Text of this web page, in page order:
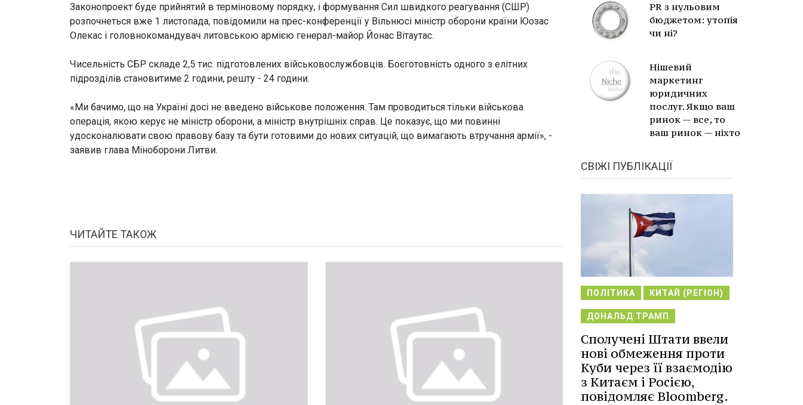
Законопроект буде прийнятий в терміновому порядку, і формування Сил швидкого реагування (СШР)
розпочнеться вже 1 листопада, повідомили на прес-конференції у Вільнюсі міністр оборони країни Юозас
Олекас і головнокомандувач литовською армією генерал-майор Йонас Вітаутас.
Чисельність СБР складе 2,5 тис. підготовлених військовослужбовців. Боєготовність одного з елітних
підрозділів становитиме 2 години, решту - 24 години.
«Ми бачимо, що на Україні досі не введено військове положення. Там проводиться тільки військова
операція, якою керує не міністр оборони, а міністр внутрішніх справ. Це показує, що ми повинні
удосконалювати свою правову базу та бути готовими до нових ситуацій, що вимагають втручання армії», -
заявив глава Міноборони Литви.
ЧИТАЙТЕ ТАКОЖ
PR з нульовим
бюджетом: утопія
чи ні?
Нішевий
маркетинг
юридичних
послуг. Якщо ваш
ринок — все, то
ваш ринок — ніхто
СВІЖІ ПУБЛІКАЦІЇ
ПОЛІТИКА КИТАЙ (РЕГІОН)
ДОНАЛЬД ТРАМП
Сполучені Штати ввели
нові обмеження проти
Куби через її взаємодію
з Китаєм і Росією,
повідомляє Bloomberg.